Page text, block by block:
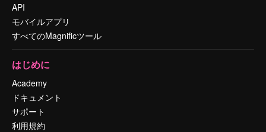
API
モバイルアプリ
すべてのMagnificツール
はじめに
Academy
ドキュメント
サポート
利用規約